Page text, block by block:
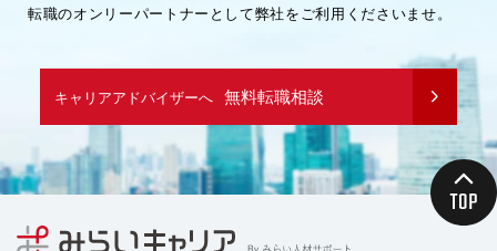
転職のオンリーパートナーとして弊社をご利用くださいませ。
キャリアアドバイザーへ 無料転職相談